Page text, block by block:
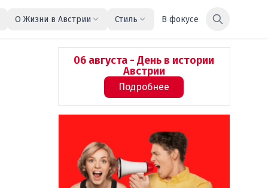
О Жизни в Австрии Стиль В фокусе
06 августа - День в истории
Австрии
Подробнее